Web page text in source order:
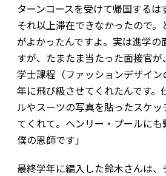
ターンコースを受けて帰国するは
それ以上滞在できなかったので
がよかったんですよ。実は進学の
すが、たまたま当たった面接官
学士課程（ファッションデザイ
年に飛び級させてくれたんです。
ルやスーツの写真を貼ったスケ
てくれて。ヘンリー・プールにも
僕の恩師です」
最終学年に編入した鈴木さんは